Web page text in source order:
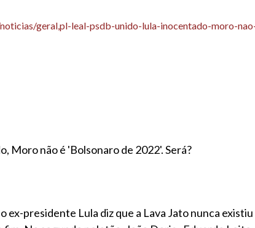
geral,pl-leal-psdb-unido-lula-inocentado-moro-
Moro não é 'Bolsonaro de 2022'. Será?
ex-presidente Lula diz que a Lava Jato nunca